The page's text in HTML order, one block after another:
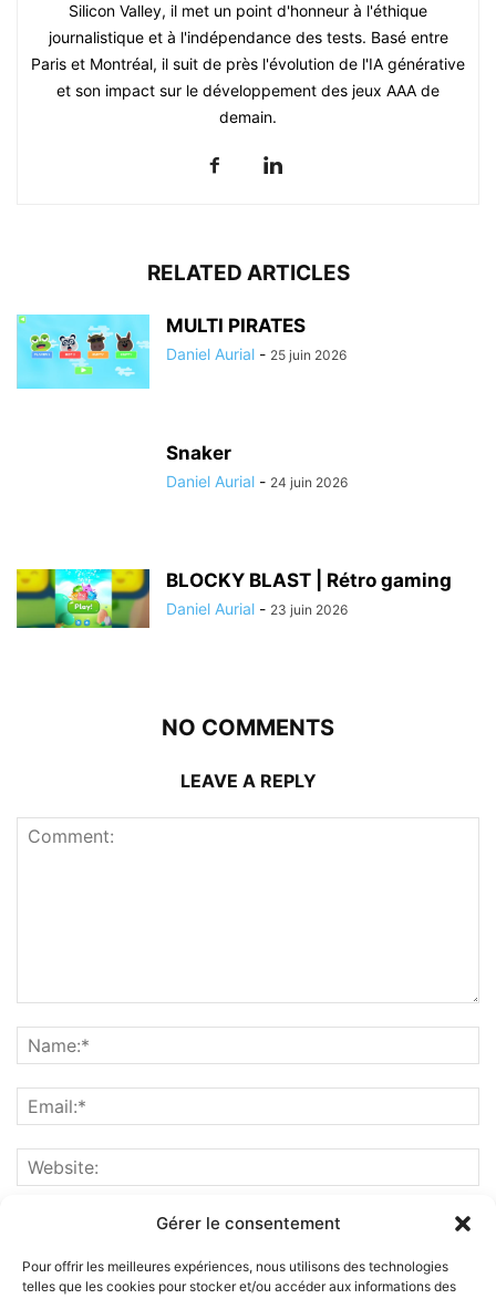
Gérer le consentement
Pour offrir les meilleures expériences, nous utilisons des technologies
telles que les cookies pour stocker et/ou accéder aux informations des
Silicon Valley, il met un point d'honneur à l'éthique
journalistique et à l'indépendance des tests. Basé entre
Paris et Montréal, il suit de près l'évolution de l'IA générative
et son impact sur le développement des jeux AAA de
demain.
RELATED ARTICLES
MULTI PIRATES
Daniel Aurial - 25 juin 2026
Snaker
Daniel Aurial - 24 juin 2026
BLOCKY BLAST | Rétro gaming
Daniel Aurial - 23 juin 2026
NO COMMENTS
LEAVE A REPLY